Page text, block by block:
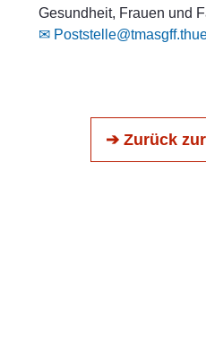
Gesundheit, Frauen und
✉
➔ Zurück